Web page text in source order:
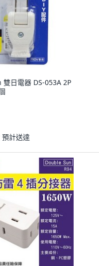
日電器 DS-053A 2P
預計送達